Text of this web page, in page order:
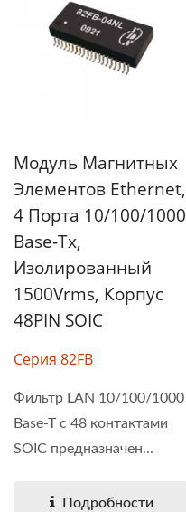
Модуль Магнитных
Элементов Ethernet,
4 Порта 10/100/1000
Base-Tx,
Изолированный
1500Vrms, Корпус
48PIN SOIC
Серия 82FB
Фильтр LAN 10/100/1000
Base-T с 48 контактами
SOIC предназначен...
Подробности